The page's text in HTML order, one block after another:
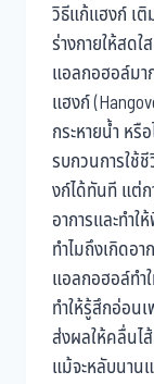
วิธีแก้แฮงก์ เ
ร่างกายให้สด
แอลกอฮอล์มา
แฮงก์
กระหายน้ำ หรื
รบกวนการใช้
งก์ได้ทันที แต่ก
อาการและทำ
ทำไมถึงเกิดอา
แอลกอฮอล์ทำ
ทำให้รู้สึกอ่อนเ
ส่งผลให้คลื่นไ
แม้จะหลับนาน